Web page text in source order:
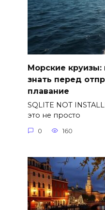
Морские круизы:
знать перед
плавание
SQLITE NOT
это не просто
0 160